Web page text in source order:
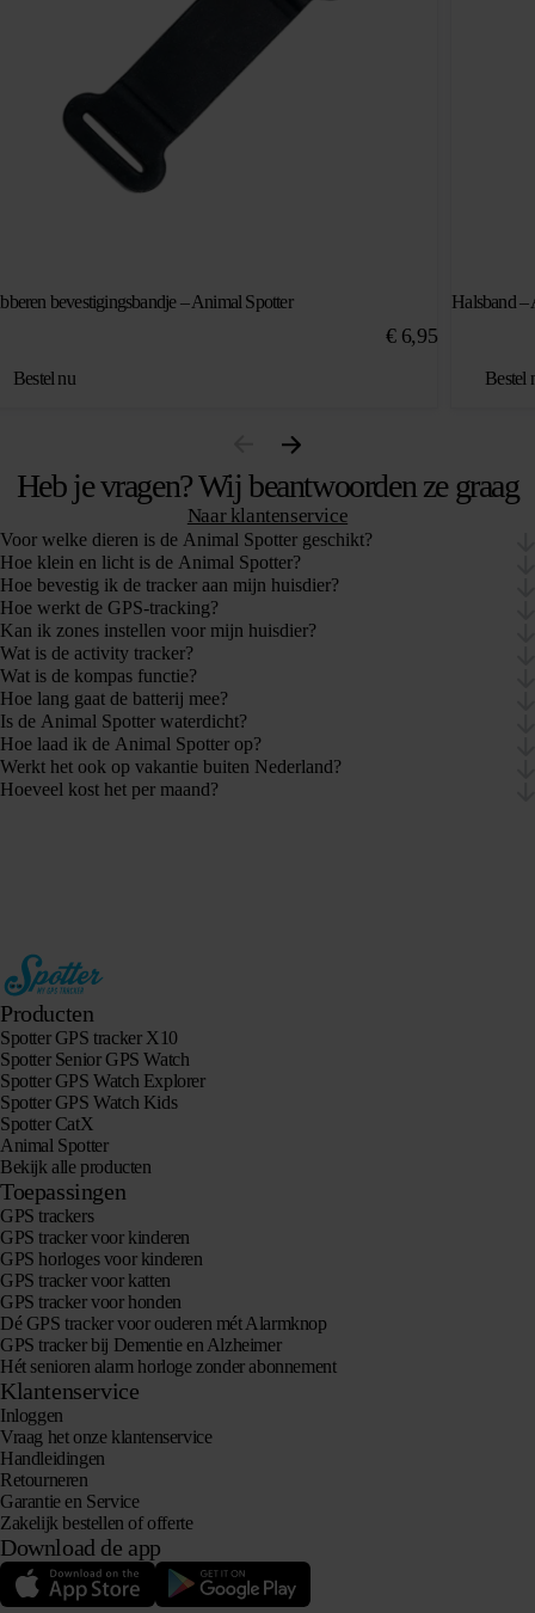
bevestigingsbandje – Animal Spotter
€6,95
Bestel nu
Halsband –
Bestel
Heb je vragen? Wij beantwoorden ze graag
Naar klantenservice
Voor welke dieren is de Animal Spotter geschikt?
Hoe klein en licht is de Animal Spotter?
Hoe bevestig ik de tracker aan mijn huisdier?
Hoe werkt de GPS-tracking?
Kan ik zones instellen voor mijn huisdier?
Wat is de activity tracker?
Wat is de kompas functie?
Hoe lang gaat de batterij mee?
Is de Animal Spotter waterdicht?
Hoe laad ik de Animal Spotter op?
Werkt het ook op vakantie buiten Nederland?
Hoeveel kost het per maand?
Producten
Spotter GPS tracker X10
Spotter Senior GPS Watch
Spotter GPS Watch Explorer
Spotter GPS Watch Kids
Spotter CatX
Animal Spotter
Bekijk alle producten
Toepassingen
GPS trackers
GPS tracker voor kinderen
GPS horloges voor kinderen
GPS tracker voor katten
GPS tracker voor honden
Dé GPS tracker voor ouderen mét Alarmknop
GPS tracker bij Dementie en Alzheimer
Hét senioren alarm horloge zonder abonnement
Klantenservice
Inloggen
Vraag het onze klantenservice
Handleidingen
Retourneren
Garantie en Service
Zakelijk bestellen of offerte
Download de app